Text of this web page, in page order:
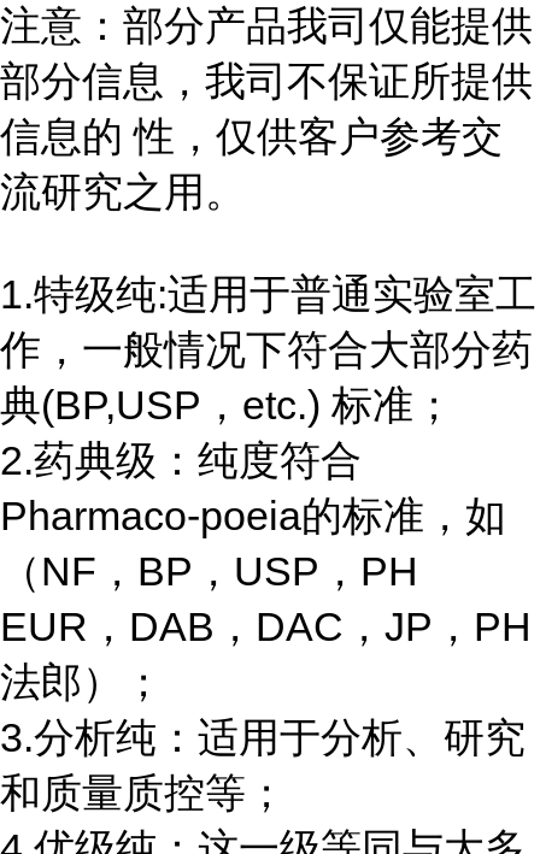
注意：部分产品我司仅能提供
部分信息，我司不保证所提供
信息的 性，仅供客户参考交
流研究之用。
1.特级纯:适用于普通实验室工
作，一般情况下符合大部分药
典(BP,USP，etc.) 标准；
2.药典级：纯度符合
Pharmaco-poeia的标准，如
（NF，BP，USP，PH
EUR，DAB，DAC，JP，PH
法郎）；
3.分析纯：适用于分析、研究
和质量质控等；